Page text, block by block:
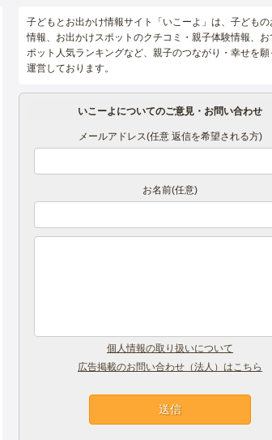
子どもとお出かけ情報サイト「いこーよ」は、子どもの
情報、お出かけスポットのクチコミ・親子体験情報、お
ポット人気ランキングなど、親子のつながり・幸せを願
運営しております。
いこーよについてのご意見・お問い合わせ
メールアドレス(任意 返信を希望される方)
お名前(任意)
個人情報の取り扱いについて
広告掲載のお問い合わせ（法人）はこちら